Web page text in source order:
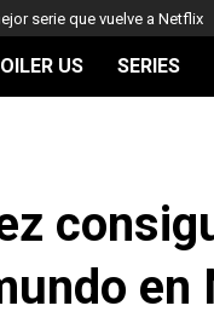
serie que vuelve a Netflix
US SERIES
en